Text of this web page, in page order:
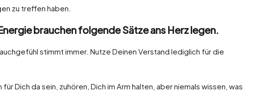
zu treffen haben.
brauchen folgende Sätze ans Herz legen.
stimmt immer. Nutze Deinen Verstand lediglich für die
Dich da sein, zuhören, Dich im Arm halten, aber niemals wissen, was